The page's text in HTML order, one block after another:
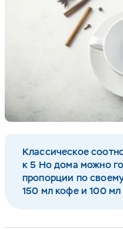
Классическое
к 5 Но дома можно
пропорции по
150 мл кофе и 100